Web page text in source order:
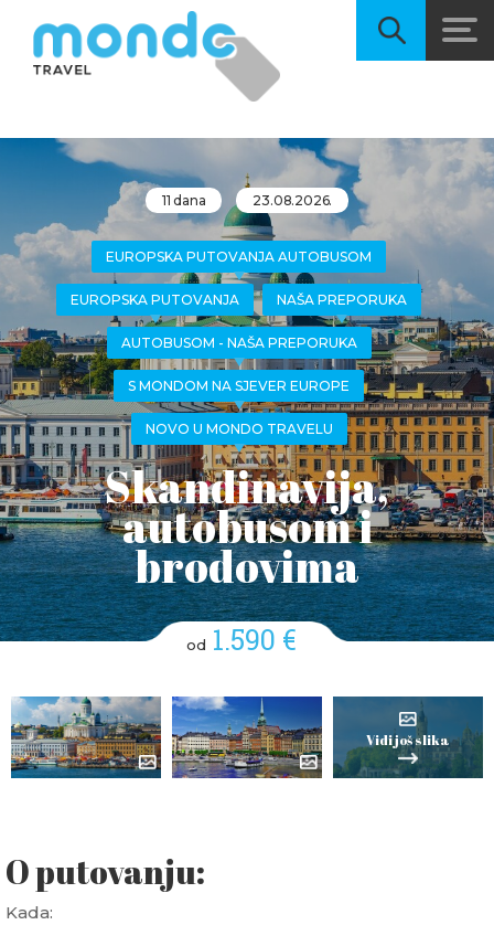
11 dana 23.08.2026.
EUROPSKA PUTOVANJA AUTOBUSOM
EUROPSKA PUTOVANJA NAŠA PREPORUKA
AUTOBUSOM - NAŠA PREPORUKA
S MONDOM NA SJEVER EUROPE
NOVO U MONDO TRAVELU
Skandinavija,
autobusom i
brodovima
od 1.590 €
Vidi još slika
O putovanju:
Kada: